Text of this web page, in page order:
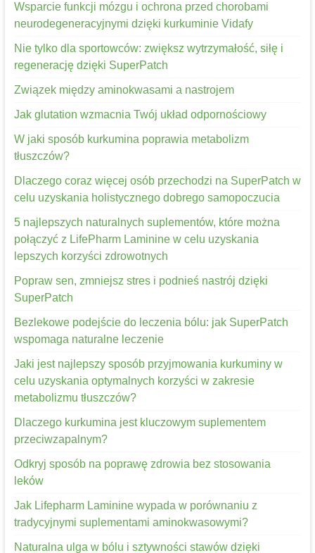
Wsparcie funkcji mózgu i ochrona przed chorobami
neurodegeneracyjnymi dzięki kurkuminie Vidafy
Nie tylko dla sportowców: zwiększ wytrzymałość, siłę i
regenerację dzięki SuperPatch
Związek między aminokwasami a nastrojem
Jak glutation wzmacnia Twój układ odpornościowy
W jaki sposób kurkumina poprawia metabolizm
tłuszczów?
Dlaczego coraz więcej osób przechodzi na SuperPatch w
celu uzyskania holistycznego dobrego samopoczucia
5 najlepszych naturalnych suplementów, które można
połączyć z LifePharm Laminine w celu uzyskania
lepszych korzyści zdrowotnych
Popraw sen, zmniejsz stres i podnieś nastrój dzięki
SuperPatch
Bezlekowe podejście do leczenia bólu: jak SuperPatch
wspomaga naturalne leczenie
Jaki jest najlepszy sposób przyjmowania kurkuminy w
celu uzyskania optymalnych korzyści w zakresie
metabolizmu tłuszczów?
Dlaczego kurkumina jest kluczowym suplementem
przeciwzapalnym?
Odkryj sposób na poprawę zdrowia bez stosowania
leków
Jak Lifepharm Laminine wypada w porównaniu z
tradycyjnymi suplementami aminokwasowymi?
Naturalna ulga w bólu i sztywności stawów dzięki